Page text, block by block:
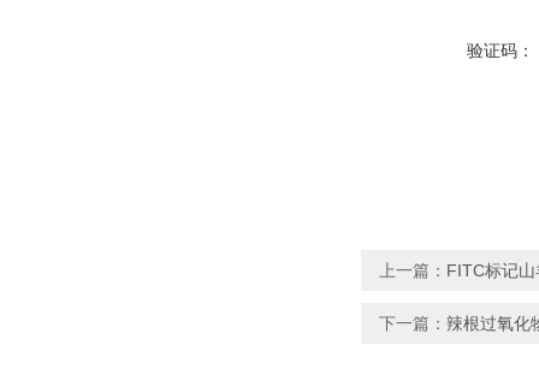
验证码：
上一篇： FITC标记
下一篇： 辣根过氧化